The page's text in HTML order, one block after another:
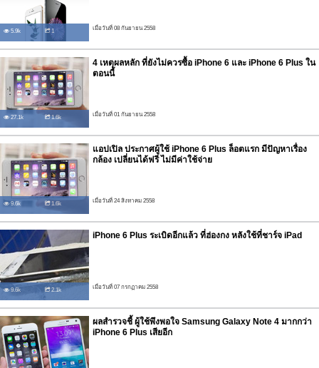
5.9k 1 เมื่อวันที่ 08 กันยายน 2558
27.1k 1.6k
4 เหตุผลหลัก ที่ยังไม่ควรซื้อ iPhone 6 และ iPhone 6 Plus ใน
ตอนนี้
เมื่อวันที่ 01 กันยายน 2558
9.6k 1.6k
แอปเปิล ประกาศผู้ใช้ iPhone 6 Plus ล็อตแรก มีปัญหาเรื่อง
กล้อง เปลี่ยนได้ฟรี ไม่มีค่าใช้จ่าย
เมื่อวันที่ 24 สิงหาคม 2558
9.6k 2.1k
iPhone 6 Plus ระเบิดอีกแล้ว ที่ฮ่องกง หลังใช้ที่ชาร์จ iPad
เมื่อวันที่ 07 กรกฏาคม 2558
ผลสำรวจชี้ ผู้ใช้พึงพอใจ Samsung Galaxy Note 4 มากกว่า
iPhone 6 Plus เสียอีก